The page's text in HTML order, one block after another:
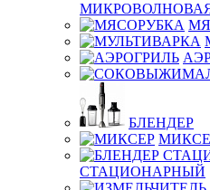
БЛЕНДЕР
СТАЦИОНАРНЫЙ